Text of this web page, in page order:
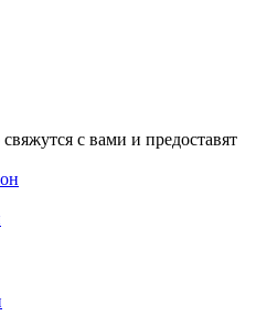
с вами и предоставят